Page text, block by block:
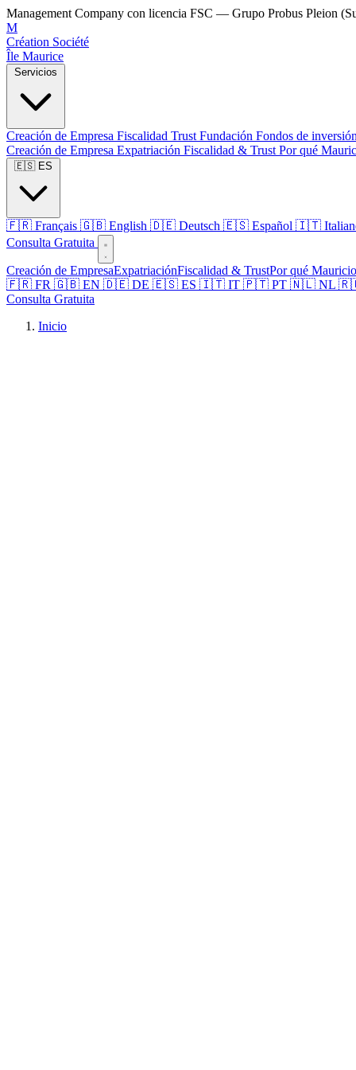
Management Company con licencia FSC — Grupo Probus Pleion
M
Création Société
Île Maurice
Creación de Empresa Fiscalidad Trust Fundación Fondos de inversión
Creación de Empresa Expatriación Fiscalidad & Trust Por qué
🇫🇷 Français 🇬🇧 English 🇩🇪 Deutsch 🇪🇸 Español 🇮🇹
Consulta Gratuita
Creación de EmpresaExpatriaciónFiscalidad & TrustPor qué Mauricio
🇫🇷 FR 🇬🇧 EN 🇩🇪 DE 🇪🇸 ES 🇮🇹 IT 🇵🇹 PT 🇳🇱 NL
Consulta Gratuita
Inicio